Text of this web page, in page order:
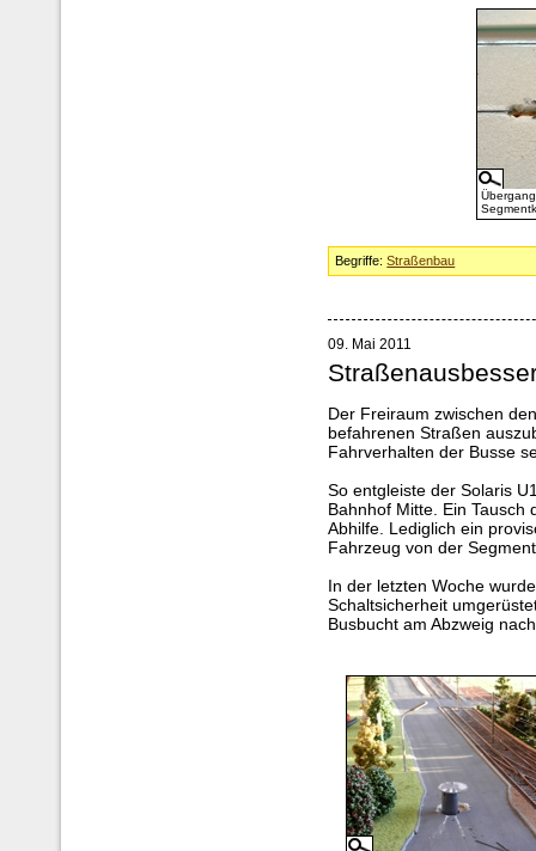
Begriffe:Straßenbau
09. Mai 2011
Der Freiraum zwischen
befahrenen Straßen
Fahrverhalten der Busse
So entgleiste der Solaris
Bahnhof Mitte. Ein Tausch
Abhilfe. Lediglich ein
Fahrzeug von der
In der letzten Woche
Schaltsicherheit
Busbucht am Abzweig